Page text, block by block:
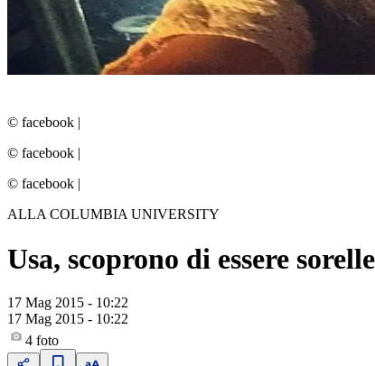
© facebook |
© facebook |
© facebook |
ALLA COLUMBIA UNIVERSITY
Usa, scoprono di essere
17 Mag 2015 - 10:22
17 Mag 2015 - 10:22
4 foto